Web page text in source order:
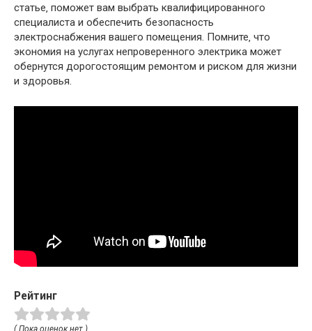
статье‚ поможет вам выбрать квалифицированного
специалиста и обеспечить безопасность
электроснабжения вашего помещения. Помните‚ что
экономия на услугах непроверенного электрика может
обернутся дорогостоящим ремонтом и риском для жизни
и здоровья.
Рейтинг
( Пока оценок нет )